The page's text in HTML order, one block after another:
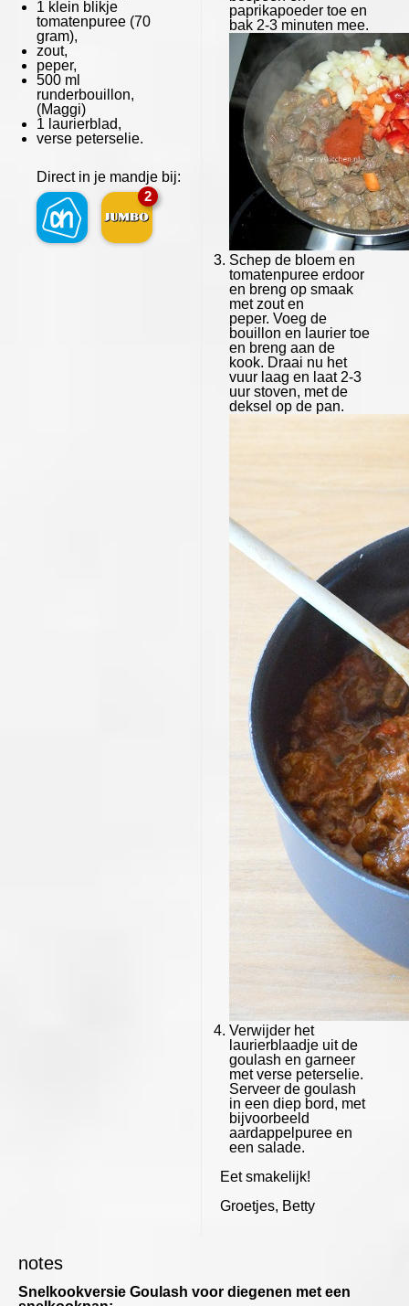
1 klein blikje
tomatenpuree (70
gram),
zout,
peper,
500 ml
runderbouillon,
(Maggi)
1 laurierblad,
verse peterselie.
Direct in je mandje bij:
2
paprikapoeder toe en
bak 2-3 minuten mee.
Schep de bloem en
tomatenpuree erdoor
en breng op smaak
met zout en
peper. Voeg de
bouillon en laurier toe
en breng aan de
kook. Draai nu het
vuur laag en laat 2-3
uur stoven, met de
deksel op de pan.
Verwijder het
laurierblaadje uit de
goulash en garneer
met verse peterselie.
Serveer de goulash
in een diep bord, met
bijvoorbeeld
aardappelpuree en
een salade.
Eet smakelijk!
Groetjes, Betty
notes
Snelkookversie Goulash voor diegenen met een